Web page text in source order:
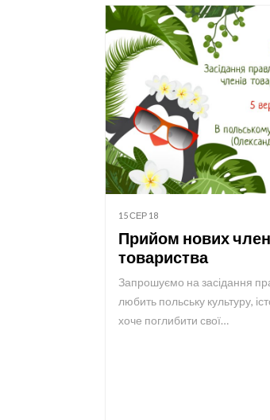
15 СЕР 18
Прийом нових
товариства
Запрошуємо на засідання
любить польську культуру,
хоче поглибити свої…